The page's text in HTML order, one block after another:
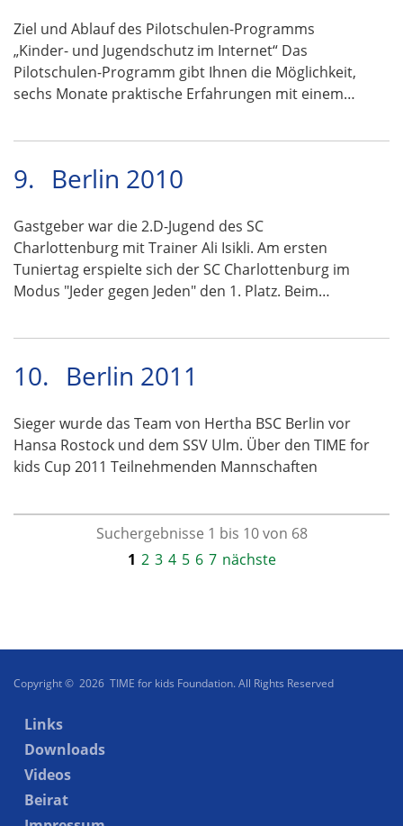
Ziel und Ablauf des Pilotschulen-Programms
„Kinder- und Jugendschutz im Internet“ Das
Pilotschulen-Programm gibt Ihnen die Möglichkeit,
sechs Monate praktische Erfahrungen mit einem…
9. Berlin 2010
Gastgeber war die 2.D-Jugend des SC
Charlottenburg mit Trainer Ali Isikli. Am ersten
Tuniertag erspielte sich der SC Charlottenburg im
Modus "Jeder gegen Jeden" den 1. Platz. Beim…
10. Berlin 2011
Sieger wurde das Team von Hertha BSC Berlin vor
Hansa Rostock und dem SSV Ulm. Über den TIME for
kids Cup 2011 Teilnehmenden Mannschaften
Suchergebnisse 1 bis 10 von 68
1 2 3 4 5 6 7 nächste
Copyright © 2026 TIME for kids Foundation. All Rights Reserved
Links
Downloads
Videos
Beirat